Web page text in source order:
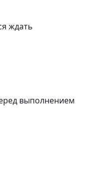
ждать
выполнением